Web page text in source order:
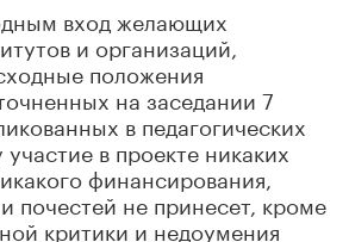
вход желающих
и организаций,
положения
на заседании 7
в педагогических
в проекте никаких
финансирования,
почестей не принесет, кроме
критики и недоумения